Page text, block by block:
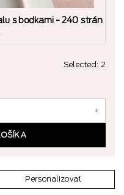
s bodkami - 240 strán
Selected: 2
v prémiovom koženom obale
Personalizovať